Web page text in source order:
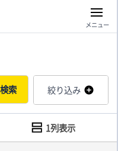
メニュー
検索 絞り込み
1列表示